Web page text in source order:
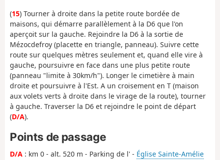
(15) Tourner à droite dans la petite route bordée de
maisons, qui démarre parallèlement à la D6 que l'on
aperçoit sur la gauche. Rejoindre la D6 à la sortie de
Mézocdefroy (placette en triangle, panneau). Suivre cette
route sur quelques mètres seulement et, quand elle vire à
gauche, poursuivre en face dans une plus petite route
(panneau "limite à 30km/h"). Longer le cimetière à main
droite et poursuivre à l'Est. A un croisement en T (maison
aux volets verts à droite dans le virage de la route), tourner
à gauche. Traverser la D6 et rejoindre le point de départ
(D/A).
Points de passage
D/A : km 0 - alt. 520 m - Parking de l' - Église Sainte-Amélie